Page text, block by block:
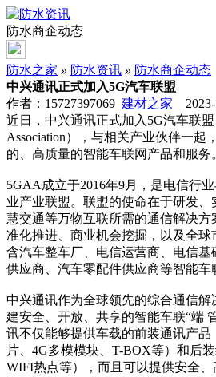
防水商企动态
防水之家 » 防水资讯 » 防水商企动态
中兴通讯正式加入5G汽车联盟
作者：15727397069 建材之家 2023-
近日，中兴通讯正式加入5G汽车联盟
Association），与相关产业伙伴一起
的、高质量的智能车联网产品和服务
5GAA成立于2016年9月，是电信行
业产业联盟。联盟的使命在于研发
慧交通等万物互联所需的通信解决
准化推进、商业机会挖掘，以及全
含汽车整车厂、电信运营商、电信
供应商、汽车零配件供应商等智能车
中兴通讯作为全球领先的综合通信
建安全、开放、共享的智能车联“端
讯不仅能够提供车载的前装通讯产
片、4G多模模块、T-BOX等）和后
WIFI热点等），而且可以提供安全